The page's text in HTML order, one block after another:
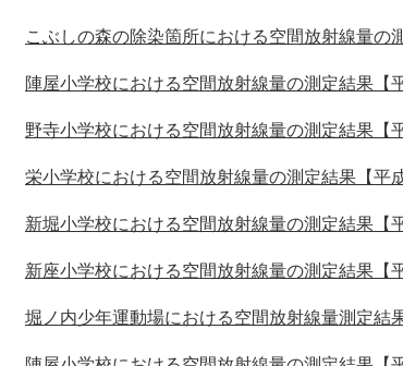
こぶしの森の除染箇所における空間放射線量の
陣屋小学校における空間放射線量の測定結果【
野寺小学校における空間放射線量の測定結果【
栄小学校における空間放射線量の測定結果【平
新堀小学校における空間放射線量の測定結果【
新座小学校における空間放射線量の測定結果【
堀ノ内少年運動場における空間放射線量測定結